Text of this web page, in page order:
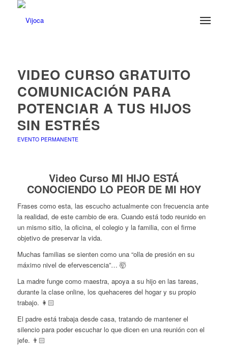
VIDEO CURSO GRATUITO
COMUNICACIÓN PARA
POTENCIAR A TUS HIJOS
SIN ESTRÉS
EVENTO PERMANENTE
Video Curso MI HIJO ESTÁ
CONOCIENDO LO PEOR DE MI HOY
Frases como esta, las escucho actualmente con frecuencia ante
la realidad, de este cambio de era. Cuando está todo reunido en
un mismo sitio, la oficina, el colegio y la familia, con el firme
objetivo de preservar la vida.
Muchas familias se sienten como una “olla de presión en su
máximo nivel de efervescencia”… 🤯
La madre funge como maestra, apoya a su hijo en las tareas,
durante la clase online, los quehaceres del hogar y su propio
trabajo. 👩🏻
El padre está trabaja desde casa, tratando de mantener el
silencio para poder escuchar lo que dicen en una reunión con el
jefe. 👨🏻